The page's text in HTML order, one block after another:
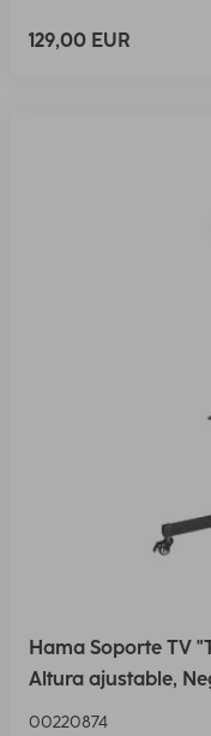
129,00 EUR
Hama Soporte TV
Altura ajustable,
00220874